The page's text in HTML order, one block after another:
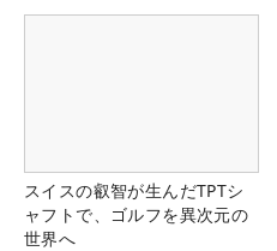
スイスの叡智が生んだTPTシ
ャフトで、ゴルフを異次元の
世界へ